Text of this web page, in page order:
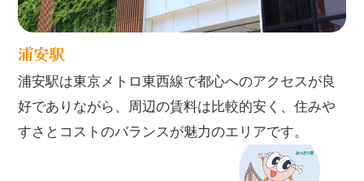
浦安駅
浦安駅は東京メトロ東西線で都心へのアクセスが良
好でありながら、周辺の賃料は比較的安く、住みや
すさとコストのバランスが魅力のエリアです。